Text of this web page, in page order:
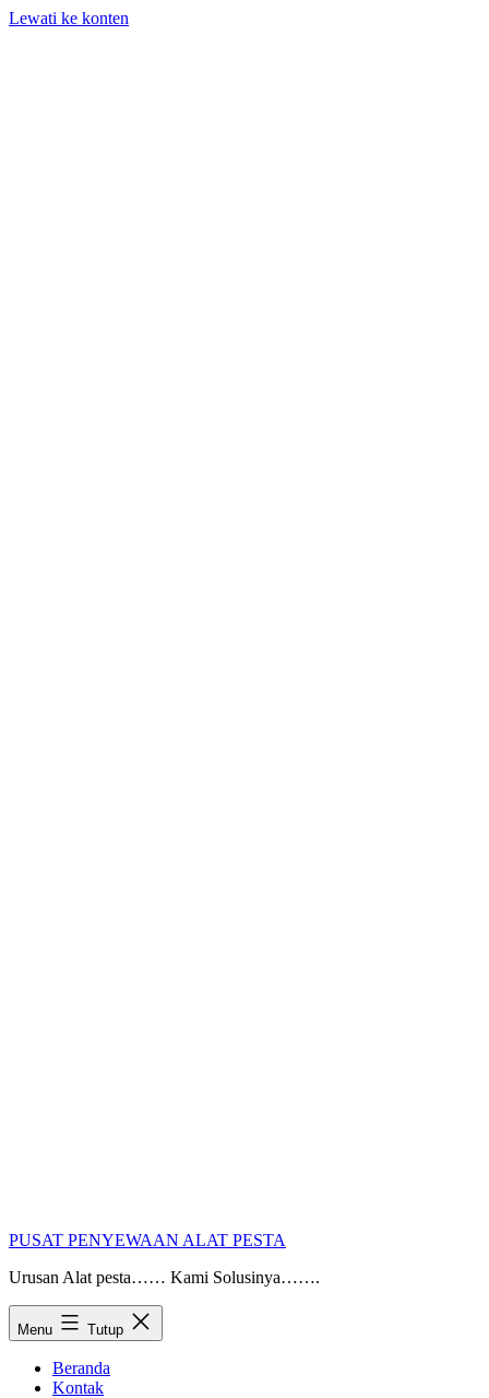
Lewati ke konten
PUSAT PENYEWAAN ALAT PESTA
Urusan Alat pesta…… Kami Solusinya…….
Menu Tutup
Beranda
Kontak